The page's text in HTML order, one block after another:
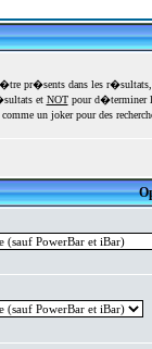
pr�sents dans les
et NOTpour d�terminer
un joker pour des